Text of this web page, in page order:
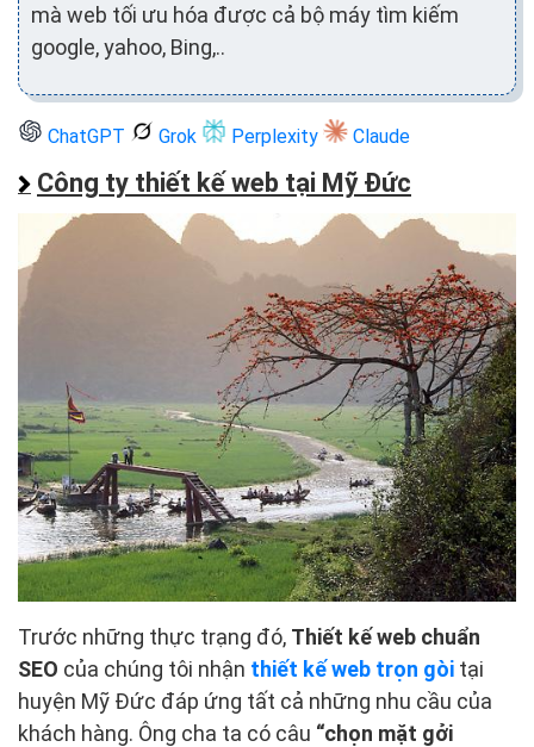
mà web tối ưu hóa được cả bộ máy tìm kiếm
google, yahoo, Bing,..
ChatGPT Grok Perplexity Claude
Công ty thiết kế web tại Mỹ Đức
Trước những thực trạng đó, Thiết kếweb chuẩn
SEO của chúng tôi nhận thiết kế web trọn gòi tại
huyện Mỹ Đức đáp ứng tất cả những nhu cầu của
khách hàng. Ông cha ta có câu “chọn mặt gởi